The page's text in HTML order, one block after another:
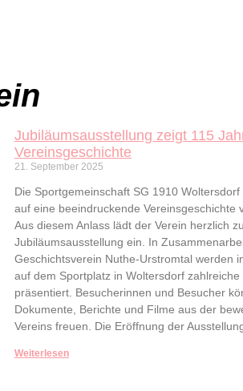
Jubiläumsausstellung zeigt 115
Vereinsgeschichte
21. September 2025
Die Sportgemeinschaft SG 1910
auf eine beeindruckende Vereinsgeschichte
Aus diesem Anlass lädt der Verein herzlich
Jubiläumsausstellung ein. In
Geschichtsverein Nuthe-Urstromtal werden
auf dem Sportplatz in Woltersdorf
präsentiert. Besucherinnen und Besucher
Dokumente, Berichte und Filme aus der
Vereins freuen. Die Eröffnung der
Weiterlesen